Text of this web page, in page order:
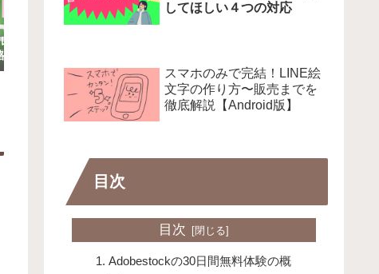
単体の月
お得な購
説
してほしい４つの対応
スマホのみで完結！LINE絵
文字の作り方〜販売までを
徹底解説【Android版】
目次
目次
Adobestockの30日間無料体験の概